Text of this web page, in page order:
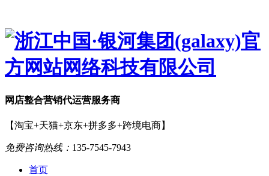
网店整合营销代运营服务商
【淘宝+天猫+京东+拼多多+跨境电商】
免费咨询热线： 135-7545-7943
首页